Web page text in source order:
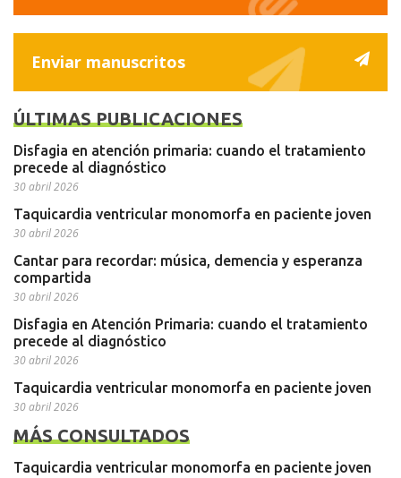
Enviar manuscritos
ÚLTIMAS PUBLICACIONES
Disfagia en atención primaria: cuando el tratamiento
precede al diagnóstico
30 abril 2026
Taquicardia ventricular monomorfa en paciente joven
30 abril 2026
Cantar para recordar: música, demencia y esperanza
compartida
30 abril 2026
Disfagia en Atención Primaria: cuando el tratamiento
precede al diagnóstico
30 abril 2026
Taquicardia ventricular monomorfa en paciente joven
30 abril 2026
MÁS CONSULTADOS
Taquicardia ventricular monomorfa en paciente joven